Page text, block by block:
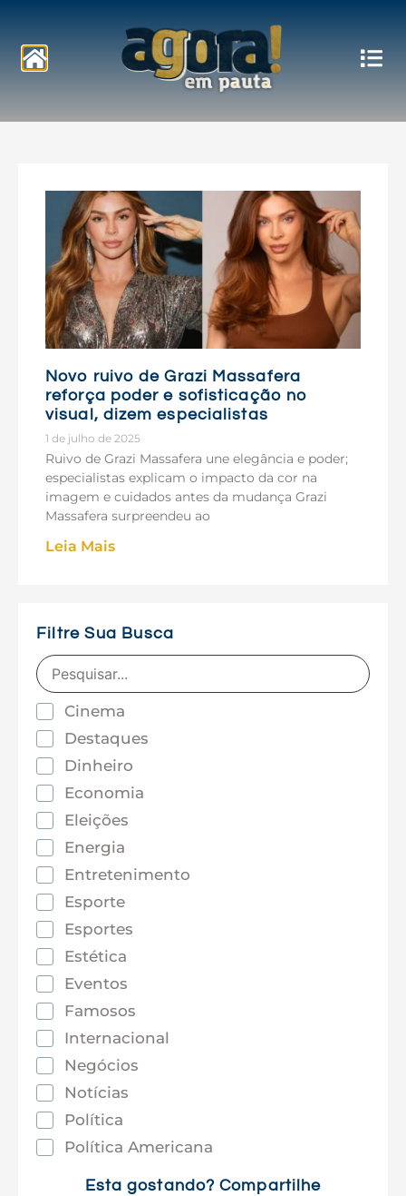
Notícias
Novo ruivo de Grazi Massafera
reforça poder e sofisticação no
visual, dizem especialistas
1 de julho de 2025
Ruivo de Grazi Massafera une elegância e poder;
especialistas explicam o impacto da cor na
imagem e cuidados antes da mudança Grazi
Massafera surpreendeu ao
Leia Mais
Filtre Sua Busca
Cinema
Destaques
Dinheiro
Economia
Eleições
Energia
Entretenimento
Esporte
Esportes
Estética
Eventos
Famosos
Internacional
Negócios
Notícias
Política
Política Americana
Esta gostando? Compartilhe